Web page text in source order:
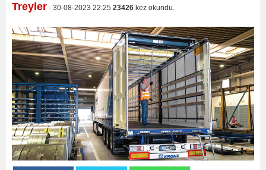
Treyler - 30-08-2023 22:25 23426 kez okundu.